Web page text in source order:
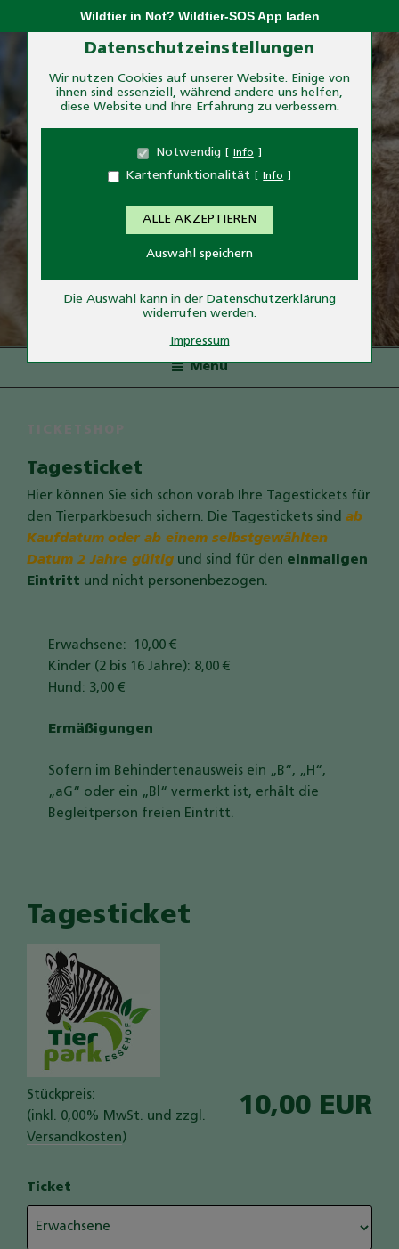
Inhalt
TIERPARK ESSEHOF
Menü
Tagesticket
Hier können Sie sich schon vorab Ihre Tagestickets für
den Tierparkbesuch sichern. Die Tagestickets sind ab
Kaufdatum oder ab einem selbstgewählten
Datum 2 Jahre gültig und sind für den einmaligen
Eintritt und nicht personenbezogen.
Erwachsene: 10,00 €
Kinder (2 bis 16 Jahre): 8,00 €
Hund: 3,00 €
Ermäßigungen
Sofern im Behindertenausweis ein „B“, „H“,
„aG“ oder ein „Bl“ vermerkt ist, erhält die
Begleitperson freien Eintritt.
Tagesticket
Stückpreis: 10,00 EUR
(inkl. 0,00% MwSt. und zzgl.
Versandkosten )
Ticket
Wildtier in Not? Wildtier-SOS App laden
Zum Betrieb der Seite notwendige Cookies:
Name
PHP Session Cookie
Schutz
Cookie Name
PHPSESSID
Entscheidungscookie
Zweck
Speichert die Einstellungen der Besucher
bezüglich der Speicherung von Cookies.
Name
GoogleMaps
Anbieter
Google LLC
Zweck
Darstellung einer Karte durch den
GoogleMAps Dienst.
Cookie Name
_ga,_gid
Cookie Laufzeit
2 Jahre
Datenschutzeinstellungen
Wir nutzen Cookies auf unserer Website. Einige von
ihnen sind essenziell, während andere uns helfen,
diese Website und Ihre Erfahrung zu verbessern.
Notwendig Info
Kartenfunktionalität Info
ALLE AKZEPTIEREN
Auswahl speichern
Die Auswahl kann in der Datenschutzerklärung
widerrufen werden.
Impressum